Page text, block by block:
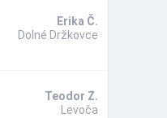
Erika Č.
Dolné Držkovce
Teodor Z.
Levoča